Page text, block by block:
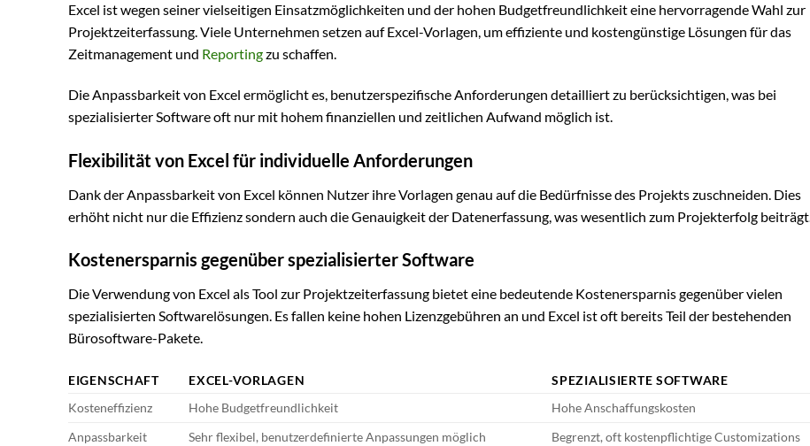
Excel ist wegen seiner vielseitigen Einsatzmöglichkeiten und der hohen Budgetfreundlichkeit eine hervorragende Wahl zur
Projektzeiterfassung. Viele Unternehmen setzen auf Excel-Vorlagen, um effiziente und kostengünstige Lösungen für das
Zeitmanagement und Reportingzu schaffen.
Die Anpassbarkeit von Excel ermöglicht es, benutzerspezifische Anforderungen detailliert zu berücksichtigen, was bei
spezialisierter Software oft nur mit hohem finanziellen und zeitlichen Aufwand möglich ist.
Flexibilität von Excel für individuelle Anforderungen
Dank der Anpassbarkeit von Excel können Nutzer ihre Vorlagen genau auf die Bedürfnisse des Projekts zuschneiden. Dies
erhöht nicht nur die Effizienz sondern auch die Genauigkeit der Datenerfassung, was wesentlich zum Projekterfolg beiträgt.
Kostenersparnis gegenüber spezialisierter Software
Die Verwendung von Excel als Tool zur Projektzeiterfassung bietet eine bedeutende Kostenersparnis gegenüber vielen
spezialisierten Softwarelösungen. Es fallen keine hohen Lizenzgebühren an und Excel ist oft bereits Teil der bestehenden
Bürosoftware-Pakete.
EIGENSCHAFT EXCEL-VORLAGEN
SPEZIALISIERTE SOFTWARE
Kosteneffizienz
Hohe Budgetfreundlichkeit
Hohe Anschaffungskosten
Anpassbarkeit
Sehr flexibel, benutzerdefinierte Anpassungen möglich
Begrenzt, oft kostenpflichtige Customizations